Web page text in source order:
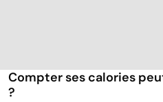
Compter ses calories
?